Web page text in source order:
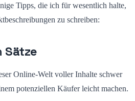
Tipps, die ich für wesentlich halte,
zu schreiben:
Sätze
Online-Welt voller Inhalte schwer
potenziellen Käufer leicht machen.